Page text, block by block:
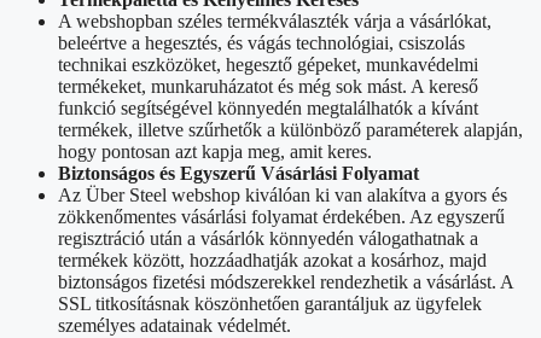
A webshopban széles termékválaszték várja a vásárlókat,
beleértve a hegesztés, és vágás technológiai, csiszolás
technikai eszközöket, hegesztő gépeket, munkavédelmi
termékeket, munkaruházatot és még sok mást. A kereső
funkció segítségével könnyedén megtalálhatók a kívánt
termékek, illetve szűrhetők a különböző paraméterek alapján,
hogy pontosan azt kapja meg, amit keres.
Biztonságos és Egyszerű Vásárlási Folyamat
Az Über Steel webshop kiválóan ki van alakítva a gyors és
zökkenőmentes vásárlási folyamat érdekében. Az egyszerű
regisztráció után a vásárlók könnyedén válogathatnak a
termékek között, hozzáadhatják azokat a kosárhoz, majd
biztonságos fizetési módszerekkel rendezhetik a vásárlást. A
SSL titkosításnak köszönhetően garantáljuk az ügyfelek
személyes adatainak védelmét.